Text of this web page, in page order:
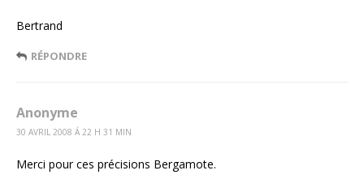
Bertrand
RÉPONDRE
Anonyme
30 AVRIL 2008 Á 22 H 31 MIN
Merci pour ces précisions Bergamote.